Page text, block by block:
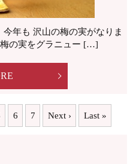
年も 沢山の梅の実がなりま
の実をグラニュー […]
6 7 Next › Last »